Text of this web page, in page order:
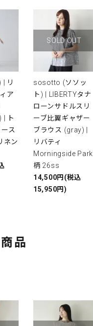
| リ
ア
| ト
ス
ネン
SOLD OUT
sosotto (ソソッ
ト) | LIBERTYタナ
ローンサドルスリ
ーブ比翼ギャザー
ブラウス (gray) |
リバティ
Morningside Park
柄 26ss
14,500円(税込
15,950円)
品